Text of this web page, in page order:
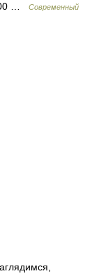
…
Современный